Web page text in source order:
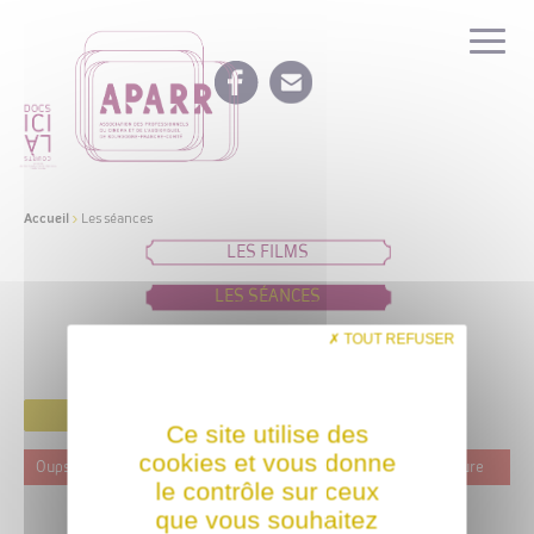
Accueil > Les séances
LES FILMS
LES SÉANCES
IDÉES DE PROGRAMMATION
Oups ! Ce film n'est programmé actuellement dans aucune structure
Ce site utilise des
cookies et vous donne
le contrôle sur ceux
que vous souhaitez
TOUT REFUSER